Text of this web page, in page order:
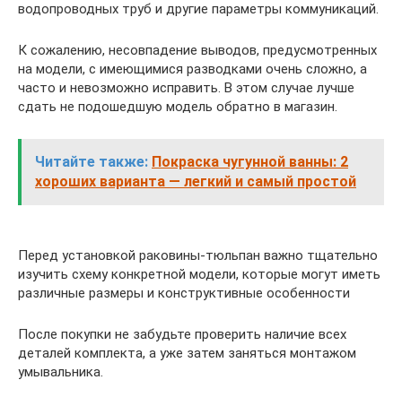
водопроводных труб и другие параметры коммуникаций.
К сожалению, несовпадение выводов, предусмотренных
на модели, с имеющимися разводками очень сложно, а
часто и невозможно исправить. В этом случае лучше
сдать не подошедшую модель обратно в магазин.
Читайте также: Покраска чугунной ванны: 2
хороших варианта — легкий и самый простой
Перед установкой раковины-тюльпан важно тщательно
изучить схему конкретной модели, которые могут иметь
различные размеры и конструктивные особенности
После покупки не забудьте проверить наличие всех
деталей комплекта, а уже затем заняться монтажом
умывальника.